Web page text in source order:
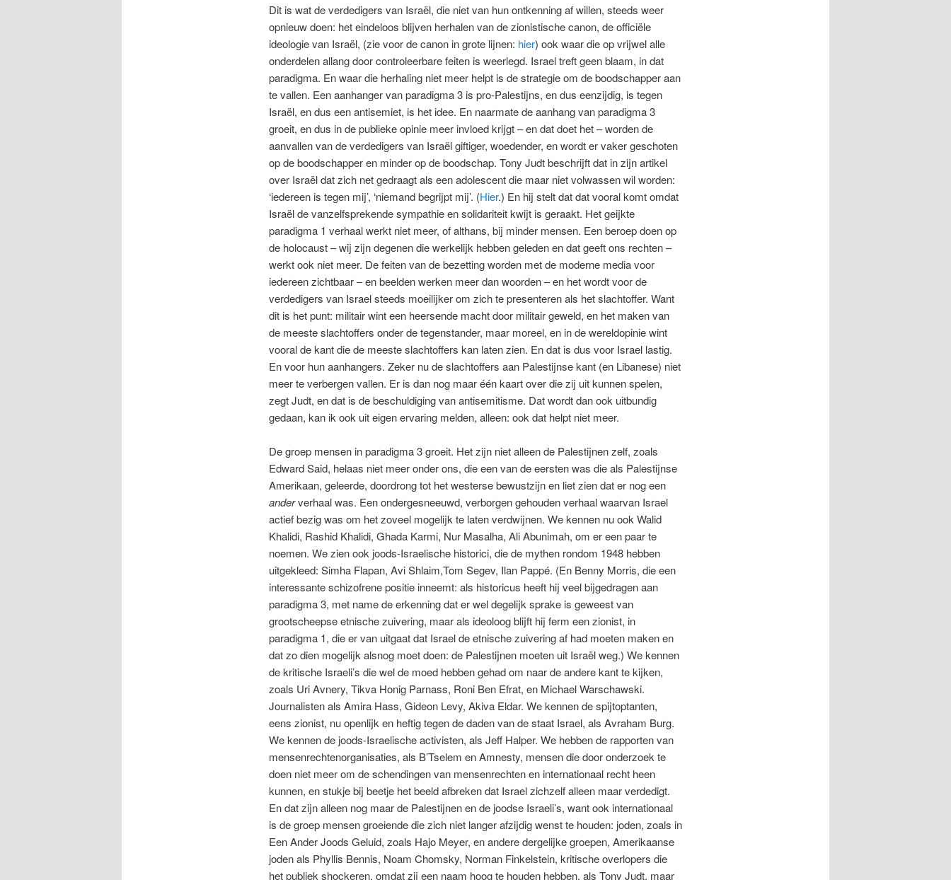
Dit is wat de verdedigers van Israël, die niet van hun ontkenning af willen, steeds weer
opnieuw doen: het eindeloos blijven herhalen van de zionistische canon, de officiële
ideologie van Israël, (zie voor de canon in grote lijnen: hier) ook waar die op vrijwel alle
onderdelen allang door controleerbare feiten is weerlegd. Israel treft geen blaam, in dat
paradigma. En waar die herhaling niet meer helpt is de strategie om de boodschapper aan
te vallen. Een aanhanger van paradigma 3 is pro-Palestijns, en dus eenzijdig, is tegen
Israël, en dus een antisemiet, is het idee. En naarmate de aanhang van paradigma 3
groeit, en dus in de publieke opinie meer invloed krijgt – en dat doet het – worden de
aanvallen van de verdedigers van Israël giftiger, woedender, en wordt er vaker geschoten
op de boodschapper en minder op de boodschap. Tony Judt beschrijft dat in zijn artikel
over Israël dat zich net gedraagt als een adolescent die maar niet volwassen wil worden:
‘iedereen is tegen mij’, ‘niemand begrijpt mij’. (Hier.) En hij stelt dat dat vooral komt omdat
Israël de vanzelfsprekende sympathie en solidariteit kwijt is geraakt. Het geijkte
paradigma 1 verhaal werkt niet meer, of althans, bij minder mensen. Een beroep doen op
de holocaust – wij zijn degenen die werkelijk hebben geleden en dat geeft ons rechten –
werkt ook niet meer. De feiten van de bezetting worden met de moderne media voor
iedereen zichtbaar – en beelden werken meer dan woorden – en het wordt voor de
verdedigers van Israel steeds moeilijker om zich te presenteren als het slachtoffer. Want
dit is het punt: militair wint een heersende macht door militair geweld, en het maken van
de meeste slachtoffers onder de tegenstander, maar moreel, en in de wereldopinie wint
vooral de kant die de meeste slachtoffers kan laten zien. En dat is dus voor Israel lastig.
En voor hun aanhangers. Zeker nu de slachtoffers aan Palestijnse kant (en Libanese) niet
meer te verbergen vallen. Er is dan nog maar één kaart over die zij uit kunnen spelen,
zegt Judt, en dat is de beschuldiging van antisemitisme. Dat wordt dan ook uitbundig
gedaan, kan ik ook uit eigen ervaring melden, alleen: ook dat helpt niet meer.
De groep mensen in paradigma 3 groeit. Het zijn niet alleen de Palestijnen zelf, zoals
Edward Said, helaas niet meer onder ons, die een van de eersten was die als Palestijnse
Amerikaan, geleerde, doordrong tot het westerse bewustzijn en liet zien dat er nog een
anderverhaal was. Een ondergesneeuwd, verborgen gehouden verhaal waarvan Israel
actief bezig was om het zoveel mogelijk te laten verdwijnen. We kennen nu ook Walid
Khalidi, Rashid Khalidi, Ghada Karmi, Nur Masalha, Ali Abunimah, om er een paar te
noemen. We zien ook joods-Israelische historici, die de mythen rondom 1948 hebben
uitgekleed: Simha Flapan, Avi Shlaim,Tom Segev, Ilan Pappé. (En Benny Morris, die een
interessante schizofrene positie inneemt: als historicus heeft hij veel bijgedragen aan
paradigma 3, met name de erkenning dat er wel degelijk sprake is geweest van
grootscheepse etnische zuivering, maar als ideoloog blijft hij ferm een zionist, in
paradigma 1, die er van uitgaat dat Israel de etnische zuivering af had moeten maken en
dat zo dien mogelijk alsnog moet doen: de Palestijnen moeten uit Israël weg.) We kennen
de kritische Israeli’s die wel de moed hebben gehad om naar de andere kant te kijken,
zoals Uri Avnery, Tikva Honig Parnass, Roni Ben Efrat, en Michael Warschawski.
Journalisten als Amira Hass, Gideon Levy, Akiva Eldar. We kennen de spijtoptanten,
eens zionist, nu openlijk en heftig tegen de daden van de staat Israel, als Avraham Burg.
We kennen de joods-Israelische activisten, als Jeff Halper. We hebben de rapporten van
mensenrechtenorganisaties, als B’Tselem en Amnesty, mensen die door onderzoek te
doen niet meer om de schendingen van mensenrechten en internationaal recht heen
kunnen, en stukje bij beetje het beeld afbreken dat Israel zichzelf alleen maar verdedigt.
En dat zijn alleen nog maar de Palestijnen en de joodse Israeli’s, want ook internationaal
is de groep mensen groeiende die zich niet langer afzijdig wenst te houden: joden, zoals in
Een Ander Joods Geluid, zoals Hajo Meyer, en andere dergelijke groepen, Amerikaanse
joden als Phyllis Bennis, Noam Chomsky, Norman Finkelstein, kritische overlopers die
het publiek shockeren, omdat zij een naam hoog te houden hebben, als Tony Judt, maar